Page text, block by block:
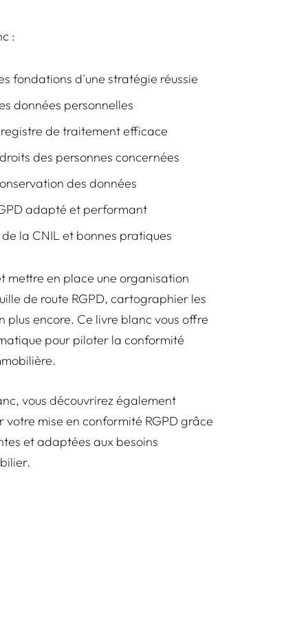
:
fondations d'une stratégie réussie
données personnelles
de traitement efficace
des personnes concernées
des données
adapté et performant
la CNIL et bonnes pratiques
mettre en place une organisation
de route RGPD, cartographier les
plus encore. Ce livre blanc vous offre
pour piloter la conformité
vous découvrirez également
mise en conformité RGPD grâce
et adaptées aux besoins